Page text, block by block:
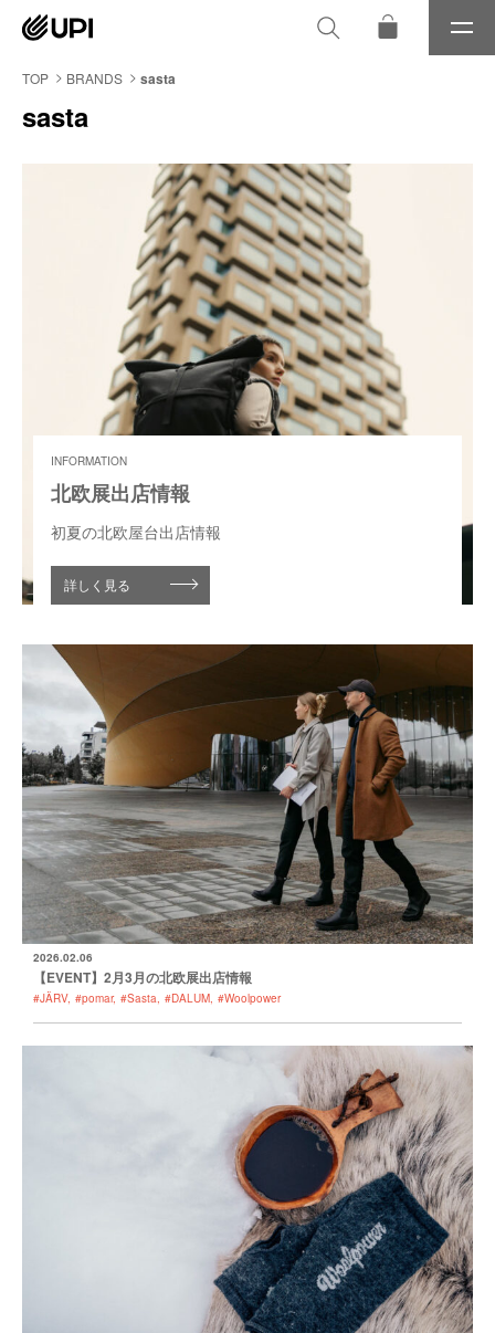
メ
ニ
TOP BRANDS sasta
sasta
INFORMATION
北欧展出店情報
初夏の北欧屋台出店情報
詳しく見る
2026.02.06
【EVENT】2月3月の北欧展出店情報
#JÄRV #pomar #Sasta #DALUM #Woolpower